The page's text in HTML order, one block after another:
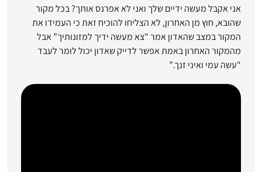
אני אקבל מעשה ידיים שלך ואני לא אפרנס אותך? בכל מקור
שהובא, חוץ מן האחרון, לא הצליחו להוכיח זאת כי העמידו את
המקור במצב שהאדון אמר "צא מעשה ידיך למזונותיך” אבל
מהמקור האחרון באמת אפשר לדייק שאדון יכול לומר לעבד
"עשה עמי ואיני זנך.”